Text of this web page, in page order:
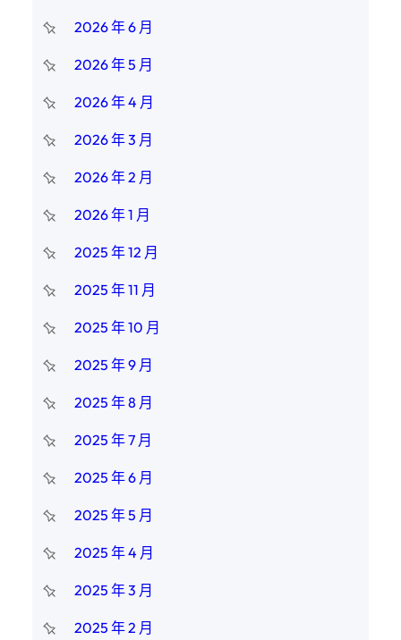
2026 年 6 月
2026 年 5 月
2026 年 4 月
2026 年 3 月
2026 年 2 月
2026 年 1 月
2025 年 12 月
2025 年 11 月
2025 年 10 月
2025 年 9 月
2025 年 8 月
2025 年 7 月
2025 年 6 月
2025 年 5 月
2025 年 4 月
2025 年 3 月
2025 年 2 月